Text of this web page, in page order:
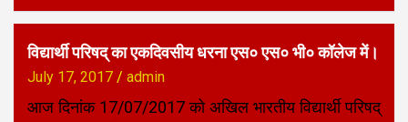
विद्यार्थी परिषद् का एकदिवसीय धरना एस० एस० भी० कॉलेज में।
July 17, 2017 admin
आज दिनांक 17/07/2017 को अखिल भारतीय विद्यार्थी परिषद्